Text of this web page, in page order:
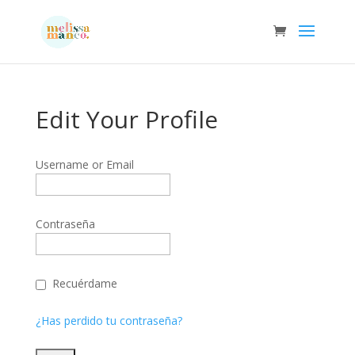
Edit Your Profile
Username or Email
Contraseña
Recuérdame
¿Has perdido tu contraseña?